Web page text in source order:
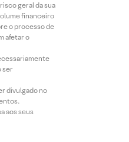
geral da sua
financeiro
o processo de
afetar o
ser
divulgado no
aos seus